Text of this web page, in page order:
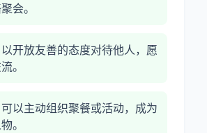
会。
以开放友善的态度对待他人，愿
。
可以主动组织聚餐或活动，成为
。